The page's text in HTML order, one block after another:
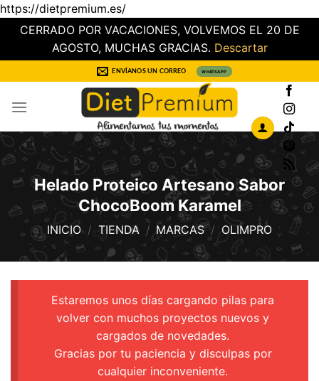
https://dietpremium.es/
CERRADO POR VACACIONES, VOLVEMOS EL 20 DE
AGOSTO, MUCHAS GRACIAS. Descartar
al
contenido
ENVÍANOS UN CORREO WHATSAPP
Helado Proteico Artesano Sabor
ChocoBoom Karamel
INICIO / TIENDA / MARCAS / OLIMPRO
Estaremos unos días cargando pilas para
volver con muchos proyectos nuevos y
cargados de novedades.
Gracias por tu paciencia y disculpas por
cualquier inconveniente.